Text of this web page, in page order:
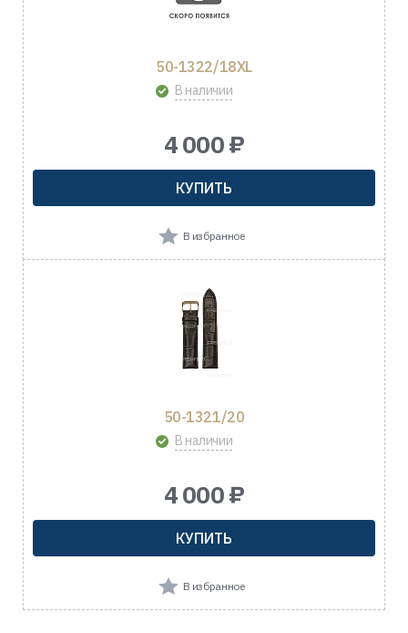
50-1322/18XL
В наличии
4 000 ₽
КУПИТЬ
В избранное
50-1321/20
В наличии
4 000 ₽
КУПИТЬ
В избранное